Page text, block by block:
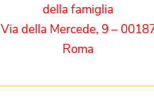
della famiglia
Via della Mercede, 9 –
Roma